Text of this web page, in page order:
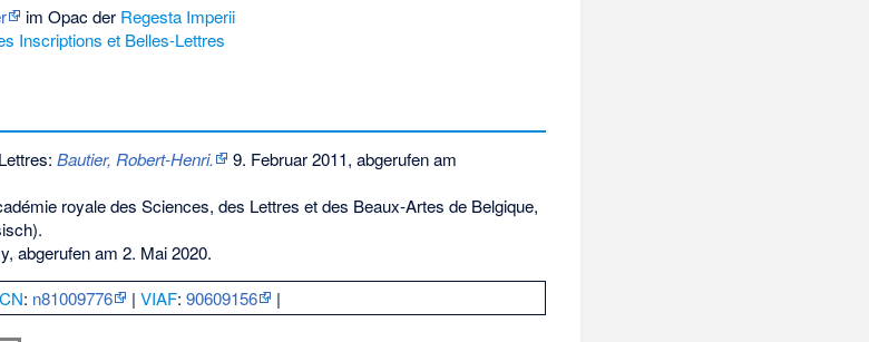
im Opac der Regesta Imperii
Inscriptions et Belles-Lettres
Bautier, Robert-Henri. 9. Februar 2011, abgerufen am
royale des Sciences, des Lettres et des Beaux-Artes de Belgique,
abgerufen am 2. Mai 2020.
: n81009776 |VIAF:90609156 |